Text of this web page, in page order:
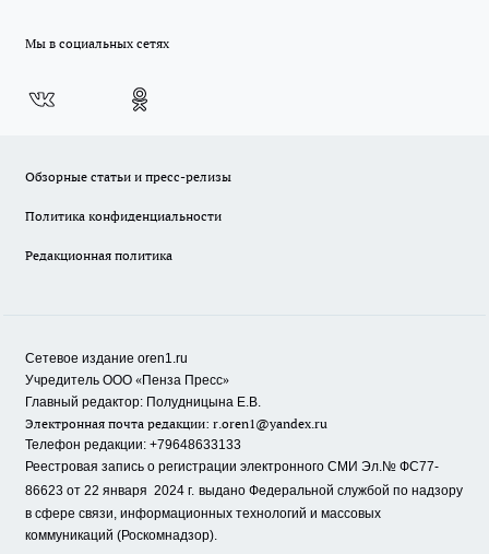
Мы в социальных сетях
Обзорные статьи и пресс-релизы
Политика конфиденциальности
Редакционная политика
Сетевое издание oren1.ru
Учредитель ООО «Пенза Пресс»
Главный редактор: Полудницына Е.В.
Электронная почта редакции: r.oren1@yandex.ru
Телефон редакции: +79648633133
Реестровая запись о регистрации электронного СМИ Эл.№ ФС77-
86623 от 22 января 2024 г. выдано Федеральной службой по надзору
в сфере связи, информационных технологий и массовых
коммуникаций (Роскомнадзор).